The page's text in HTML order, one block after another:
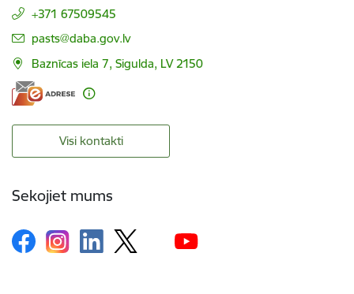
+371 67509545
E-pasts:
pasts@daba.gov.lv
Baznīcas iela 7, Sigulda, LV 2150
Visi kontakti
Sekojiet mums